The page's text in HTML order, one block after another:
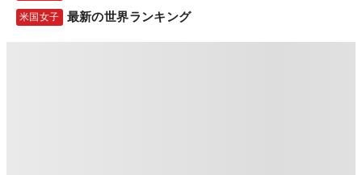
米国女子 最新の世界ランキング